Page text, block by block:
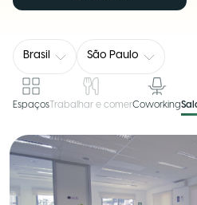
Brasil São Paulo
EspaçosTrabalhar e comerCoworking